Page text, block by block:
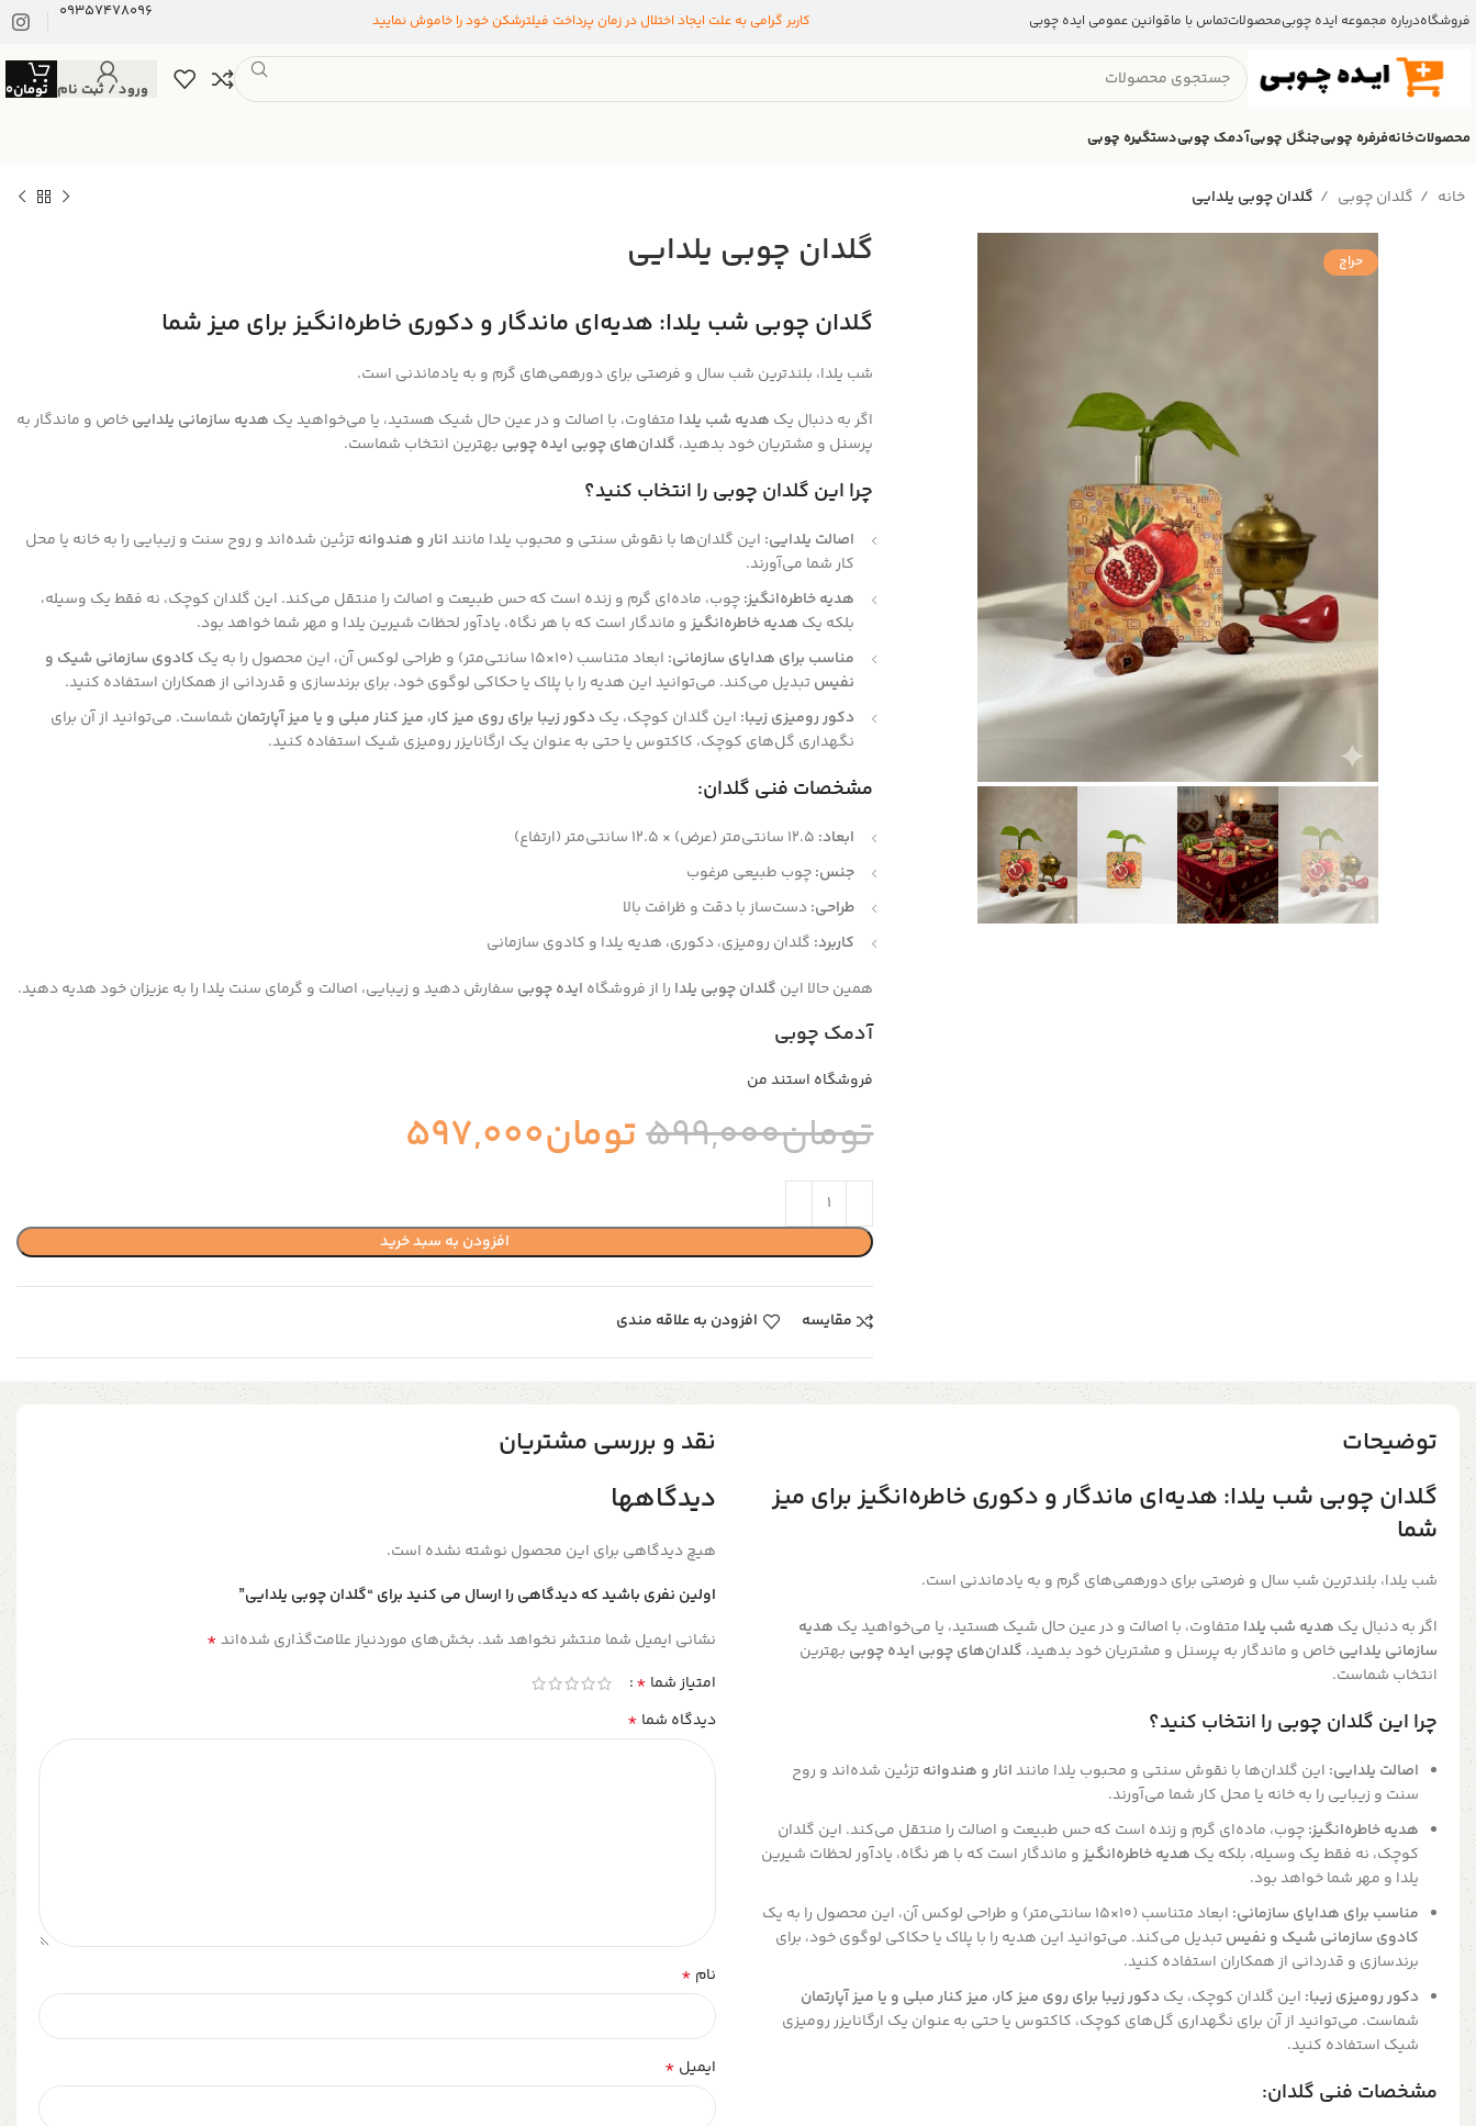
فروشگاهدرباره مجموعه ایده چوبیمحصولاتتماس با ماقوانین عمومی ایده چوبی کاربر گرامی به علت ایجاد اختلال در زمان پرداخت فیلترشکن خود را خاموش نمایید 09357478096
ورود / ثبت نام تومان0
محصولاتخانهفرفره چوبیجنگل چوبیآدمک چوبیدستگیره چوبی
خانه گلدان چوبی گلدان چوبی یلدایی
حراج گلدان چوبی یلدایی
گلدان چوبی شب یلدا: هدیه‌ای ماندگار و دکوری خاطره‌انگیز برای میز شما
شب یلدا، بلندترین شب سال و فرصتی برای دورهمی‌های گرم و به یادماندنی است.
اگر به دنبال یک هدیه شب یلدا متفاوت، با اصالت و در عین حال شیک هستید، یا می‌خواهید یک هدیه سازمانی یلداییخاص و ماندگار به
پرسنل و مشتریان خود بدهید، گلدان‌های چوبی ایده چوبی بهترین انتخاب شماست.
چرا این گلدان چوبی را انتخاب کنید؟
اصالت یلدایی: این گلدان‌ها با نقوش سنتی و محبوب یلدا مانندانار و هندوانهتزئین شده‌اند و روح سنت و زیبایی را به خانه یا محل
کار شما می‌آورند.
هدیه خاطره‌انگیز:چوب، ماده‌ای گرم و زنده است که حس طبیعت و اصالت را منتقل می‌کند. این گلدان کوچک، نه فقط یک وسیله،
بلکه یک هدیه خاطره‌انگیزو ماندگار است که با هر نگاه، یادآور لحظات شیرین یلدا و مهر شما خواهد بود.
مناسب برای هدایای سازمانی: ابعاد متناسب (10
×
15 سانتی‌متر) و طراحی لوکس آن، این محصول را به یک کادوی سازمانی شیک و
نفیستبدیل می‌کند. می‌توانید این هدیه را با پلاک یا حکاکی لوگوی خود، برای برندسازی و قدردانی از همکاران استفاده کنید.
دکور رومیزی زیبا: این گلدان کوچک، یک دکور زیبا برای روی میز کار، میز کنار مبلی و یا میز آپارتمان شماست. می‌توانید از آن برای
نگهداری گل‌های کوچک، کاکتوس یا حتی به عنوان یک ارگانایزر رومیزی شیک استفاده کنید.
مشخصات فنی گلدان:
ابعاد: 12.5 سانتی‌متر (عرض) ×
12.5 سانتی‌متر (ارتفاع)
جنس:چوب طبیعی مرغوب
طراحی:دست‌ساز با دقت و ظرافت بالا
کاربرد: گلدان رومیزی، دکوری، هدیه یلدا و کادوی سازمانی
همین حالا این گلدان چوبی یلدا را از فروشگاه ایده چوبی سفارش دهید و زیبایی، اصالت و گرمای سنت یلدا را به عزیزان خود هدیه دهید.
آدمک چوبی
فروشگاه استند من
تومان599,000تومان597,000
افزودن به سبد خرید
مقایسه افزودن به علاقه مندی
توضیحات
گلدان چوبی شب یلدا: هدیه‌ای ماندگار و دکوری خاطره‌انگیز برای میز
شما
شب یلدا، بلندترین شب سال و فرصتی برای دورهمی‌های گرم و به یادماندنی است.
اگر به دنبال یک هدیه شب یلدا متفاوت، با اصالت و در عین حال شیک هستید، یا می‌خواهید یک هدیه
سازمانی یلداییخاص و ماندگار به پرسنل و مشتریان خود بدهید، گلدان‌های چوبی ایده چوبی بهترین
انتخاب شماست.
چرا این گلدان چوبی را انتخاب کنید؟
اصالت یلدایی: این گلدان‌ها با نقوش سنتی و محبوب یلدا مانندانار و هندوانهتزئین شده‌اند و روح
سنت و زیبایی را به خانه یا محل کار شما می‌آورند.
هدیه خاطره‌انگیز:چوب، ماده‌ای گرم و زنده است که حس طبیعت و اصالت را منتقل می‌کند. این گلدان
کوچک، نه فقط یک وسیله، بلکه یک هدیه خاطره‌انگیزو ماندگار است که با هر نگاه، یادآور لحظات شیرین
یلدا و مهر شما خواهد بود.
مناسب برای هدایای سازمانی: ابعاد متناسب (10
×
15 سانتی‌متر) و طراحی لوکس آن، این محصول را به یک
کادوی سازمانی شیک و نفیستبدیل می‌کند. می‌توانید این هدیه را با پلاک یا حکاکی لوگوی خود، برای
برندسازی و قدردانی از همکاران استفاده کنید.
دکور رومیزی زیبا: این گلدان کوچک، یک دکور زیبا برای روی میز کار، میز کنار مبلی و یا میز آپارتمان
شماست. می‌توانید از آن برای نگهداری گل‌های کوچک، کاکتوس یا حتی به عنوان یک ارگانایزر رومیزی
شیک استفاده کنید.
مشخصات فنی گلدان:
نقد و بررسی مشتریان
دیدگاهها
هیچ دیدگاهی برای این محصول نوشته نشده است.
اولین نفری باشید که دیدگاهی را ارسال می کنید برای “گلدان چوبی یلدایی”
نشانی ایمیل شما منتشر نخواهد شد. بخش‌های موردنیاز علامت‌گذاری شده‌اند*
امتیاز شما *
دیدگاه شما *
نام *
ایمیل *